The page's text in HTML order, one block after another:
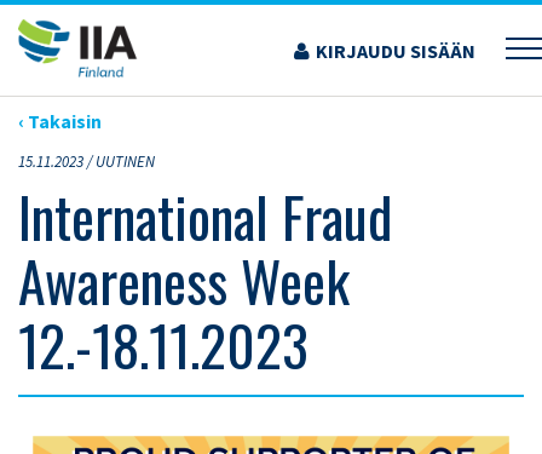
Siirry
sisältöön
KIRJAUDU SISÄÄN
›ARTIKKELIT›INTERNATIONAL FRAUD AWARENESS WEEK 12.-18.11.2023
‹ Takaisin
15.11.2023 /UUTINEN
International Fraud
Awareness Week
12.-18.11.2023